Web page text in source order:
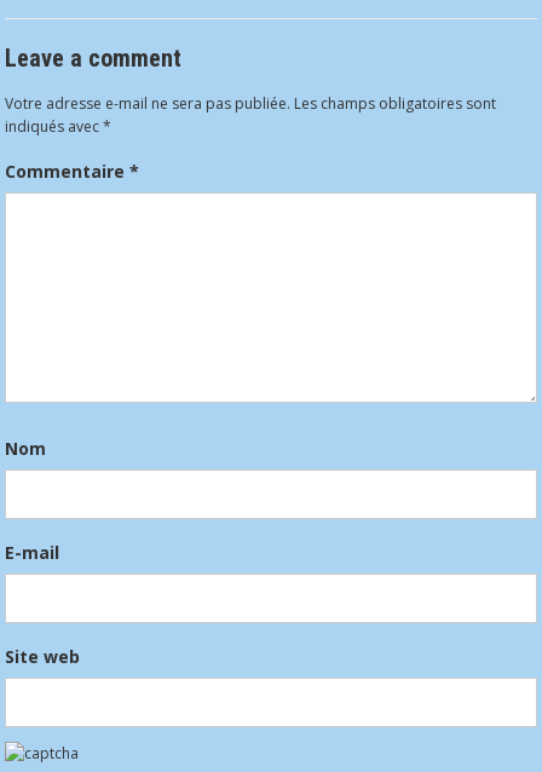
Leave a comment
Votre adresse e-mail ne sera pas publiée. Les champs obligatoires sont
indiqués avec*
Commentaire*
Nom
E-mail
Site web